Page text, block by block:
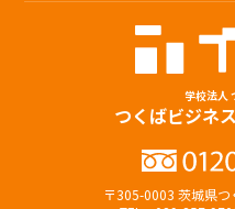
学校法人
つくばビジネ
〒305-0003 茨城県